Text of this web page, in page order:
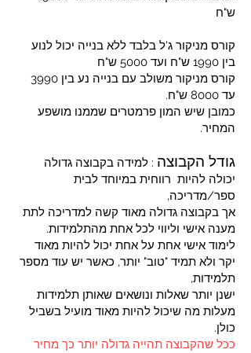
ש"ח
קורס מניקור ג'ל בלבד ללא בנייה יכול לנוע
בין 1990 ש"ח ועד 5000 ש"ח
קורס מניקור משולב עם בנייה נע בין 3990
עד 8000 ש"ח.
כמובן שיש המון פרמטרים שממנו מושפע
המחיר.
גודל הקבוצה : למידה בקבוצה גדולה
יכולה להיות רווחית במיוחד לבית
ספר/מדריכה,
אך בקבוצה גדולה מאוד קשה למדריכה לתת
מענה אישי וליווי לכל אחת מהתלמידות.
לימוד אישי אחת על אחת יכול להיות מאוד
יקר ולא תמיד "טוב" יותר, כאשר יש עוד מספר
תלמידות,
ישנן יותר שאלות ונושאים שאותן תלמידות
מעלות מה שיכול להיות מאוד מועיל בשביל
כולן.
ככל שהקבוצה תהייה גדולה יותר כך מחיר